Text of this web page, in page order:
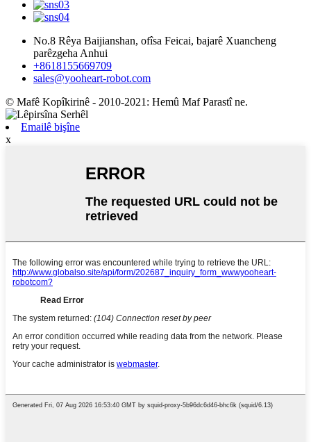
No.8 Rêya Baijianshan, ofîsa Feicai, bajarê Xuancheng
parêzgeha Anhui
+8618155669709
sales@yooheart-robot.com
© Mafê Kopîkirinê - 2010-2021: Hemû Maf Parastî ne.
Emailê bişîne
x